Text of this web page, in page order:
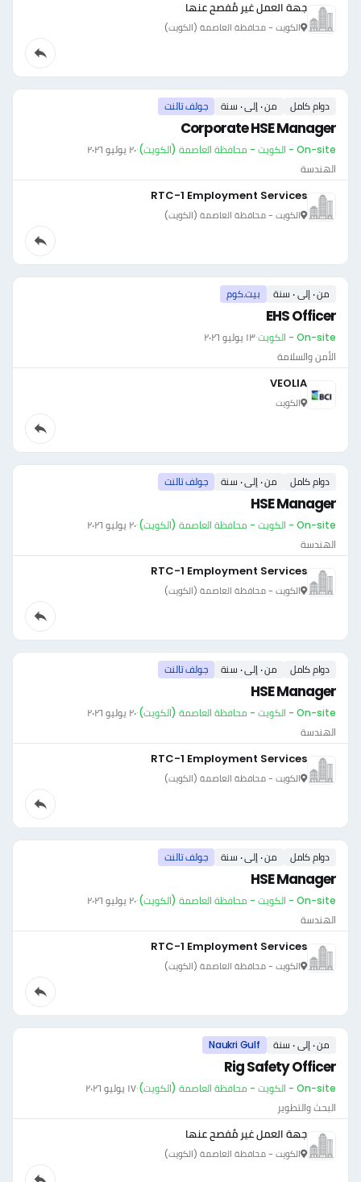
جهة العمل غير مُفصح عنها
الكويت - محافظة العاصمة (الكويت)
دوام كامل من ٠ إلى ٠ سنة جولف تالنت
Corporate HSE Manager
On-site - الكويت - محافظة العاصمة (الكويت) ·٢٠ يوليو ٢٠٢٦
الهندسة
RTC-1 Employment Services
الكويت - محافظة العاصمة (الكويت)
من ٠ إلى ٠ سنة بيت.كوم
EHS Officer
On-site - الكويت ·١٣ يوليو ٢٠٢٦
الأمن والسلامة
VEOLIA
الكويت
دوام كامل من ٠ إلى ٠ سنة جولف تالنت
HSE Manager
On-site - الكويت - محافظة العاصمة (الكويت) ·٢٠ يوليو ٢٠٢٦
الهندسة
RTC-1 Employment Services
الكويت - محافظة العاصمة (الكويت)
دوام كامل من ٠ إلى ٠ سنة جولف تالنت
HSE Manager
On-site - الكويت - محافظة العاصمة (الكويت) ·٢٠ يوليو ٢٠٢٦
الهندسة
RTC-1 Employment Services
الكويت - محافظة العاصمة (الكويت)
دوام كامل من ٠ إلى ٠ سنة جولف تالنت
HSE Manager
On-site - الكويت - محافظة العاصمة (الكويت) ·٢٠ يوليو ٢٠٢٦
الهندسة
RTC-1 Employment Services
الكويت - محافظة العاصمة (الكويت)
من ٠ إلى ٠ سنة Naukri Gulf
Rig Safety Officer
On-site - الكويت - محافظة العاصمة (الكويت) ·١٧ يوليو ٢٠٢٦
البحث والتطوير
جهة العمل غير مُفصح عنها
الكويت - محافظة العاصمة (الكويت)